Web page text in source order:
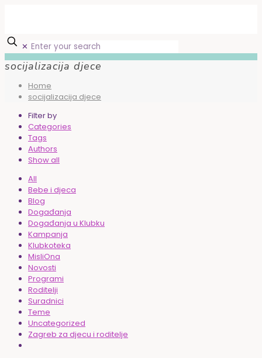
✕
socijalizacija djece
Home
socijalizacija djece
Filter by
Categories
Tags
Authors
Show all
All
Bebe i djeca
Blog
Događanja
Događanja u Klubku
Kampanja
Klubkoteka
MisliOna
Novosti
Programi
Roditelji
Suradnici
Teme
Uncategorized
Zagreb za djecu i roditelje